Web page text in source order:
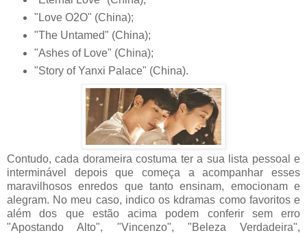
"Love O2O" (China);
"The Untamed" (China);
"Ashes of Love" (China);
"Story of Yanxi Palace" (China).
Contudo, cada dorameira costuma ter a sua lista pessoal e
interminável depois que começa a acompanhar esses
maravilhosos enredos que tanto ensinam, emocionam e
alegram. No meu caso, indico os kdramas como favoritos e
além dos que estão acima podem conferir sem erro
"Apostando Alto", "Vincenzo", "Beleza Verdadeira",